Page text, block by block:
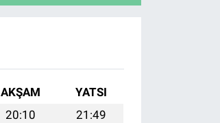
AKŞAM
YATSI
20:10
21:49